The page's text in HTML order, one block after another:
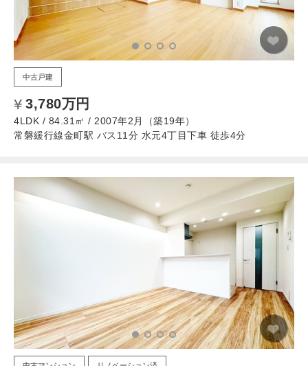
中古戸建
3,780万円
4LDK / 84.31㎡ / 2007年2月（築19年）
常磐緩行線金町駅 バス11分 水元4丁目下車 徒歩4分